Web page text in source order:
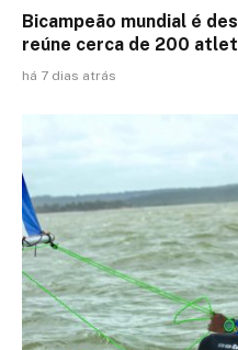
Bicampeão mundial é
reúne cerca de 200
há 7 dias atrás